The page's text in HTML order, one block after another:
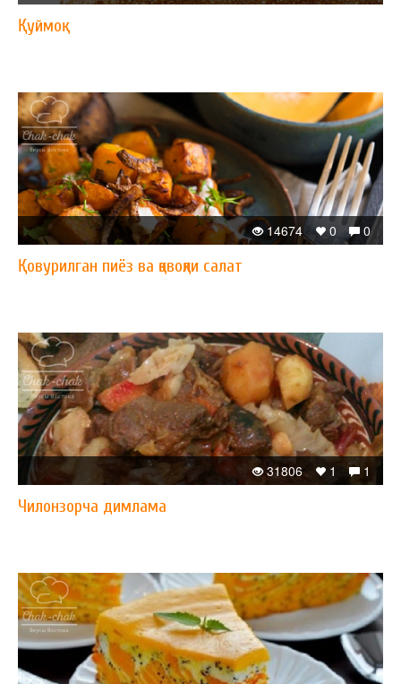
Қуймоқ
0
0
14674
Қовурилган пиёз ва қовоқли салат
1
1
31806
Чилонзорча димлама